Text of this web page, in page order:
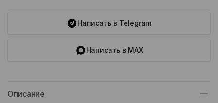
Написать в Telegram
Написать в MAX
Описание